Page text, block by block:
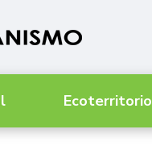
Ecoterritorio